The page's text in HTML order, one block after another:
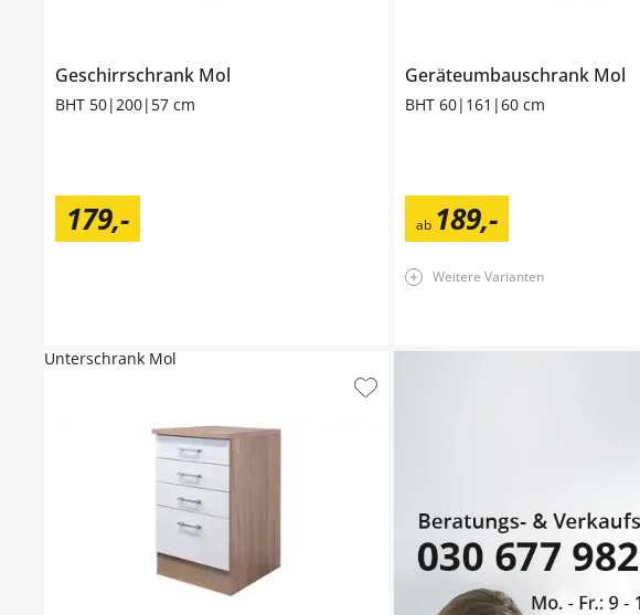
Geschirrschrank Mol
BHT 50|200|57 cm
179,-
Geräteumbauschrank Mol
BHT 60|161|60 cm
ab 189,-
Weitere Varianten
Unterschrank Mol